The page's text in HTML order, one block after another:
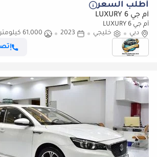
أطلب السعر
أم جي 6 LUXURY
أم جي 6 LUXURY
دبي
خليجي 2023
61,000 كيلومتر